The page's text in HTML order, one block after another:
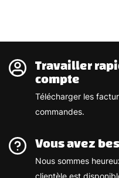
Travailler
compte
Télécharger les
commandes.
Vous avez
Nous sommes
clientèle est